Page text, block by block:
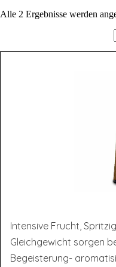
Alle 2 Ergebnisse werden
Intensive Frucht,
Gleichgewicht sorgen
Begeisterung-